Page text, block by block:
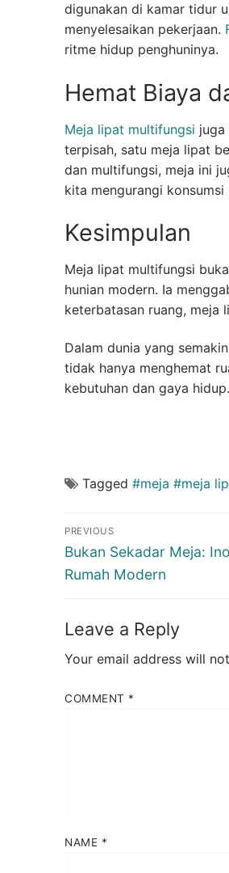
digunakan di kamar tidur
menyelesaikan pekerjaan.
ritme hidup penghuninya.
Hemat Biaya
Meja lipat multifungsi juga
terpisah, satu meja lipat
dan multifungsi, meja ini
kita mengurangi
Kesimpulan
Meja lipat multifungsi
hunian modern. Ia
keterbatasan ruang, meja
Dalam dunia yang
tidak hanya menghemat
kebutuhan dan gaya
Tagged #meja #meja
Post
navigation
PREVIOUS
Previous
post:
Bukan Sekadar Meja:
Rumah Modern
Leave a Reply
Your email address will
COMMENT *
NAME *